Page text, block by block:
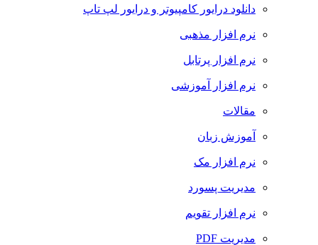
دانلود درایور کامپیوتر و درایور لپ تاپ
نرم افزار مذهبی
نرم افزار پرتابل
نرم افزار آموزشی
مقالات
آموزش زبان
نرم افزار مک
مدیریت پسورد
نرم افزار تقویم
مدیریت PDF